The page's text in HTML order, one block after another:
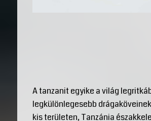
A tanzanit egyike a világ
legkülönlegesebb
kis területen, Tanzánia